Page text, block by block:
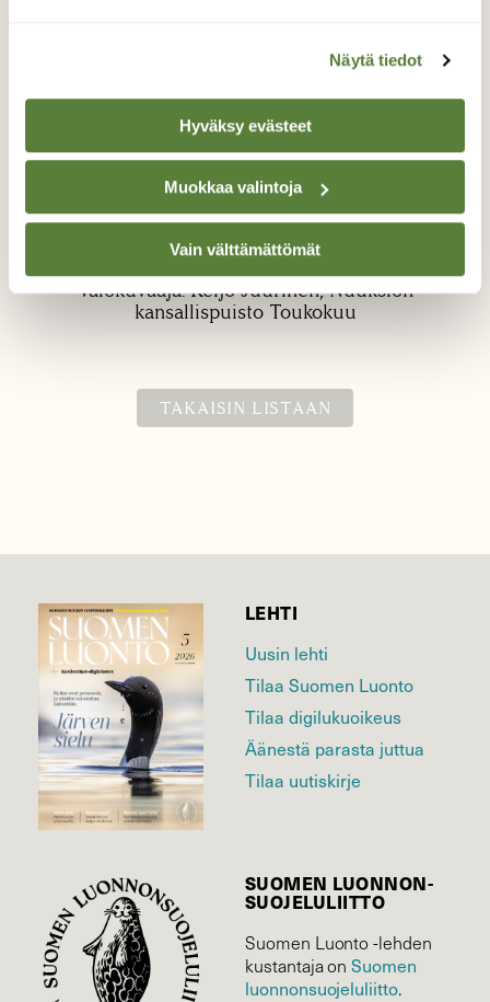
Näytä tiedot
Hyväksy evästeet
Muokkaa valintoja
Vain välttämättömät
Mänty maisema puuna
Täyttää maisemaa sopivasti Iso-Holmalla.
Valokuvaaja: Reijo Juurinen, Nuuksion
kansallispuisto Toukokuu
TAKAISIN LISTAAN
LEHTI
Uusin lehti
Tilaa Suomen Luonto
Tilaa digilukuoikeus
Äänestä parasta juttua
Tilaa uutiskirje
SUOMEN LUONNON­
SUOJELU­LIITTO
Suomen Luonto -lehden
kustantaja onSuomen
luonnonsuojelu­liitto.